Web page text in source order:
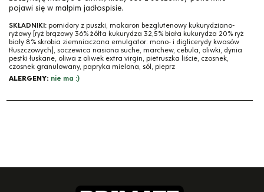
pojawi się w małpim jadłospisie.
SKŁADNIKI: pomidory z puszki, makaron bezglutenowy kukurydziano-
ryżowy [ryż brązowy 36% żółta kukurydza 32,5% biała kukurydza 20% ryż
biały 8% skrobia ziemniaczana emulgator: mono- i diglicerydy kwasów
tłuszczowych], soczewica nasiona suche, marchew, cebula, oliwki, dynia
pestki łuskane, oliwa z oliwek extra virgin, pietruszka liście, czosnek,
czosnek granulowany, papryka mielona, sól, pieprz
ALERGENY: nie ma :)